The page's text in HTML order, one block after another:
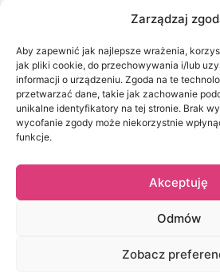
Zarządzaj
Aby zapewnić jak najlepsze wrażenia,
jak pliki cookie, do przechowywania i/lub
informacji o urządzeniu. Zgoda na te
przetwarzać dane, takie jak zachowanie
unikalne identyfikatory na tej stronie. Brak
wycofanie zgody może niekorzystnie
funkcje.
Akceptuję
Odmów
Zobacz
Kontakt z nami
MOJE KONTO
Logowanie/Rejestracja